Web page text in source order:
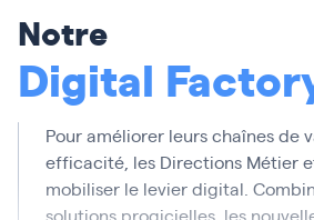
Notre
Digital
Pour améliorer leurs chaînes de
efficacité, les Directions Métier
mobiliser le levier digital.
solutions progicielles, les